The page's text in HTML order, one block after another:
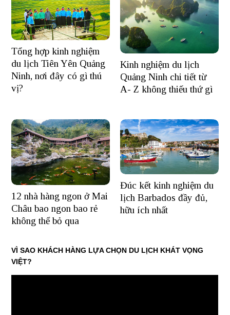
Tổng hợp kinh nghiệm
du lịch Tiên Yên Quảng
Ninh, nơi đây có gì thú
vị?
Kinh nghiệm du lịch
Quảng Ninh chi tiết từ
A- Z không thiếu thứ gì
12 nhà hàng ngon ở Mai
Châu bao ngon bao rẻ
không thể bỏ qua
Đúc kết kinh nghiệm du
lịch Barbados đầy đủ,
hữu ích nhất
VÌ SAO KHÁCH HÀNG LỰA CHỌN DU LỊCH KHÁT VỌNG
VIỆT?